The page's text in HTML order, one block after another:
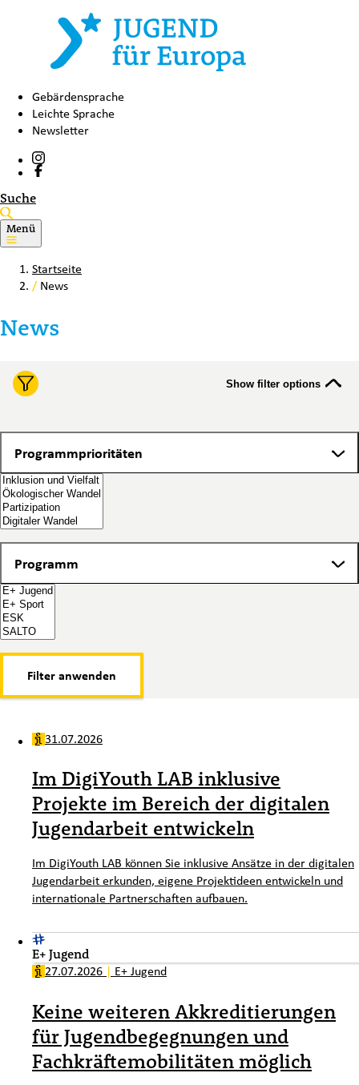
Gebärdensprache
Leichte Sprache
Newsletter
Suche
Menü
Startseite
/ News
News
Show filter options
Programmprioritäten
Programm
Filter anwenden
31.07.2026
Im DigiYouth LAB inklusive
Projekte im Bereich der digitalen
Jugendarbeit entwickeln
Im DigiYouth LAB können Sie inklusive Ansätze in der digitalen
Jugendarbeit erkunden, eigene Projektideen entwickeln und
internationale Partnerschaften aufbauen.
E+ Jugend
27.07.2026 | E+ Jugend
Keine weiteren Akkreditierungen
für Jugendbegegnungen und
Fachkräftemobilitäten möglich